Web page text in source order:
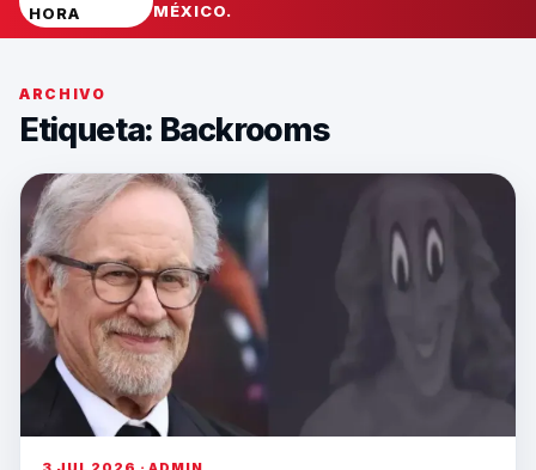
HORA
MÉXICO.
ARCHIVO
Etiqueta: Backrooms